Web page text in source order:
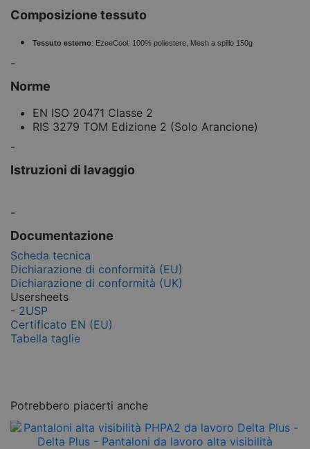
Composizione tessuto
Tessuto esterno: EzeeCool: 100% poliestere, Mesh a spillo 150g
-
Norme
EN ISO 20471 Classe 2
RIS 3279 TOM Edizione 2 (Solo Arancione)
-
Istruzioni di lavaggio
-
Documentazione
Scheda tecnica
Dichiarazione di conformità (EU)
Dichiarazione di conformità (UK)
Usersheets
- 2USP
Certificato EN (EU)
Tabella taglie
Potrebbero piacerti anche